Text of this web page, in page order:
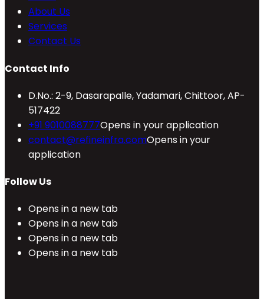
About Us
Services
Contact Us
Contact Info
D.No.: 2-9, Dasarapalle, Yadamari, Chittoor, AP-
517422
+91 9010088777Opens in your application
contact@refineinfra.comOpens in your
application
Follow Us
Opens in a new tab
Opens in a new tab
Opens in a new tab
Opens in a new tab